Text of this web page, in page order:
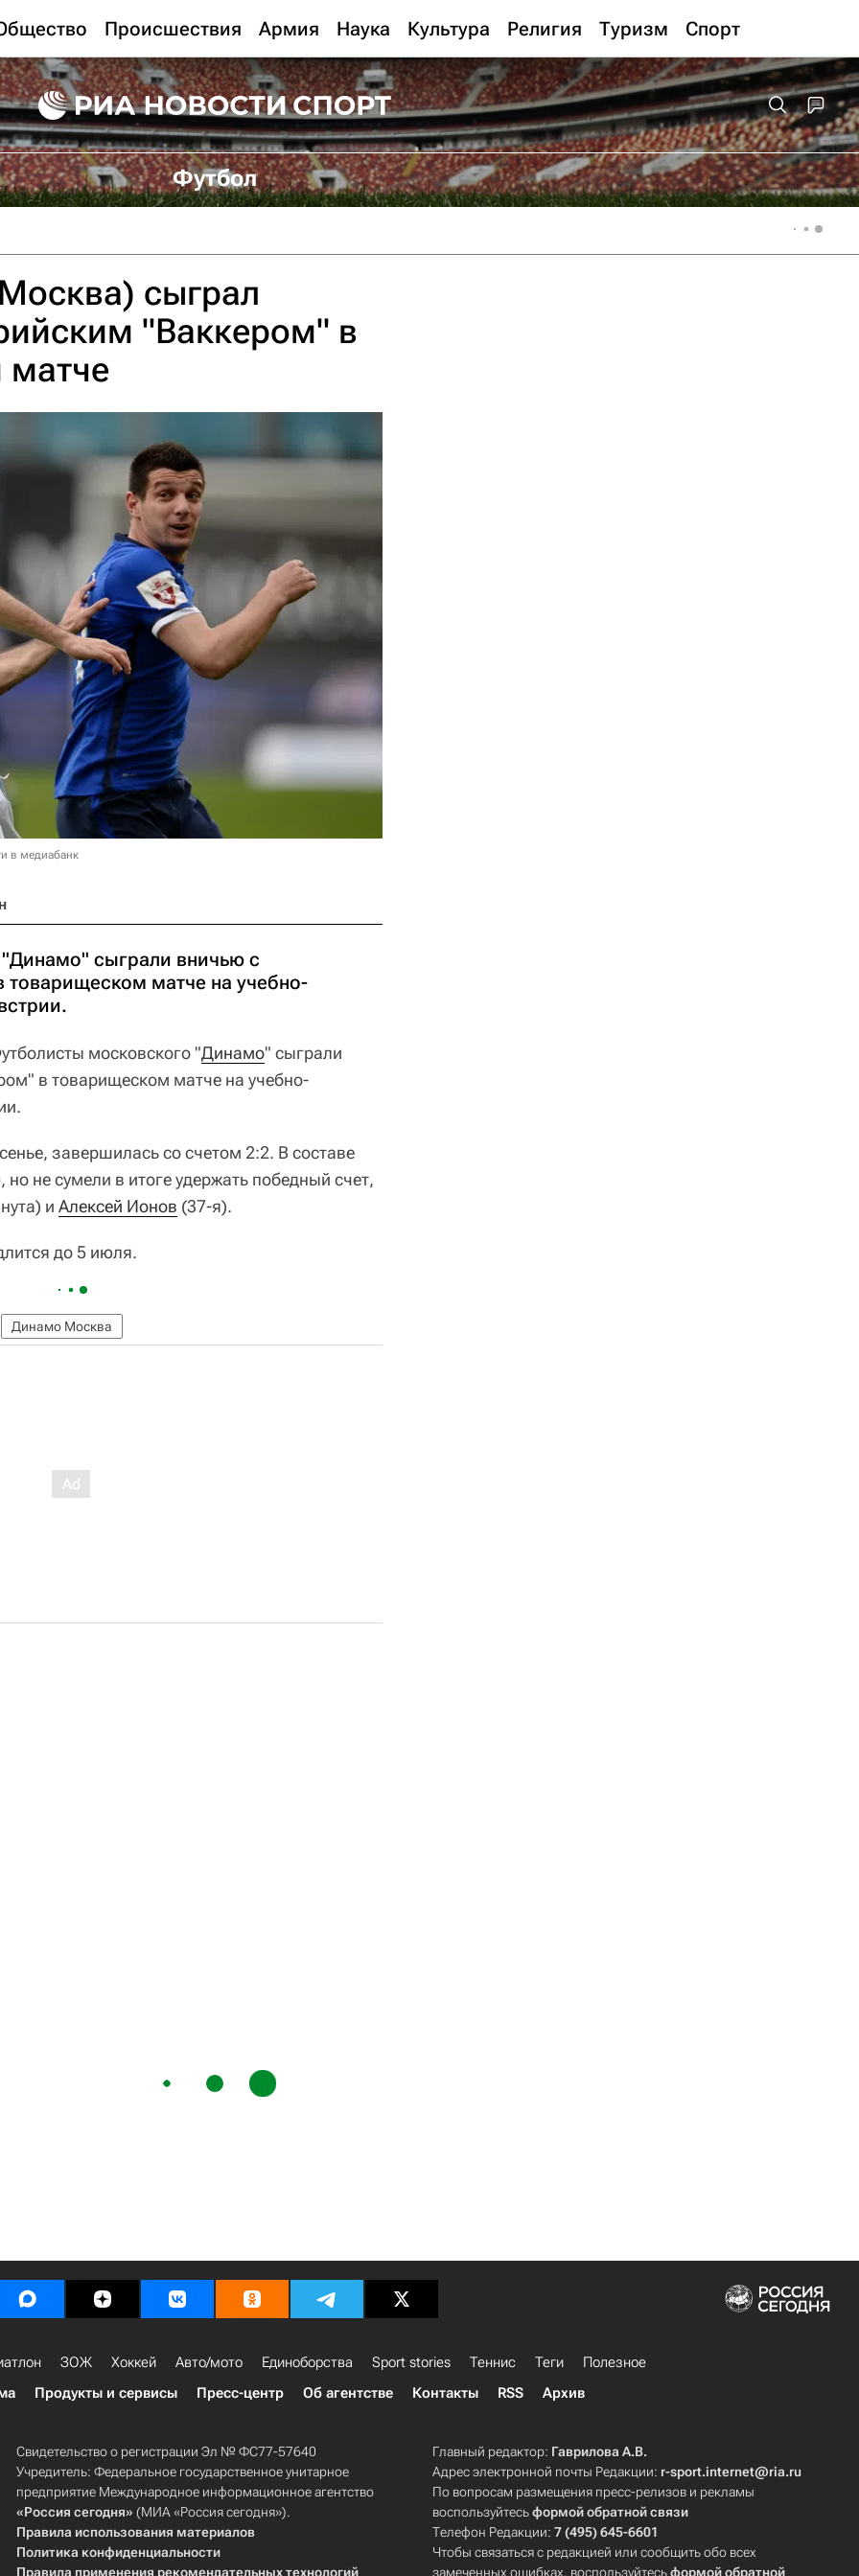
Происшествия Армия Наука Культура Религия Туризм Спорт
Футбол
сыграл
"Ваккером" в
в медиабанк
сыграли вничью с
матче на учебно-
московского "Динамо" сыграли
в товарищеском матче на учебно-
завершилась со счетом 2:2. В составе
не сумели в итоге удержать победный счет,
и Алексей Ионов (37-я).
до 5 июля.
Динамо Москва
ЗОЖ Хоккей Авто/мото Единоборства Sport stories Теннис Теги
Полезное
Продукты и сервисы Пресс-центр Об агентстве Контакты RSS Архив
Свидетельство о регистрации Эл № ФС77-57640
Учредитель: Федеральное государственное унитарное
предприятие Международное информационное агентство
«Россия сегодня» (МИА «Россия сегодня»).
Правила использования материалов
Политика конфиденциальности
Правила применения рекомендательных технологий
Главный редактор: Гаврилова А.В.
Адрес электронной почты Редакции: r-sport.internet@ria.ru
По вопросам размещения пресс-релизов и рекламы
воспользуйтесьформой обратной связи
Телефон Редакции:7 (495) 645-6601
Чтобы связаться с редакцией или сообщить обо всех
замеченных ошибках, воспользуйтесьформой обратной